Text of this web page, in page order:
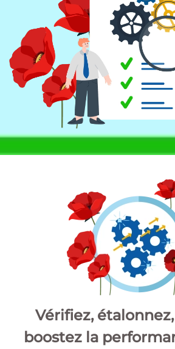
Vérifiez,
boostez la